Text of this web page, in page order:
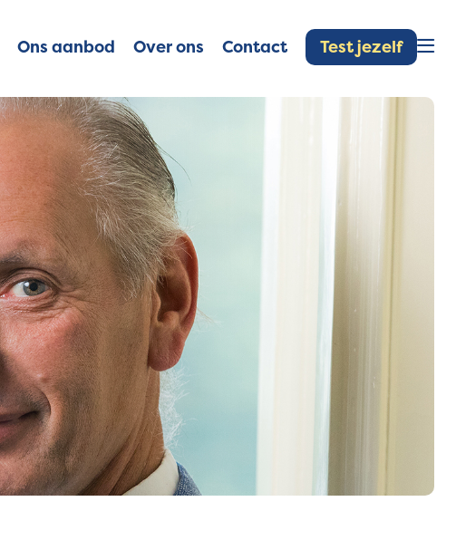
Ons aanbod Over ons Contact Test jezelf